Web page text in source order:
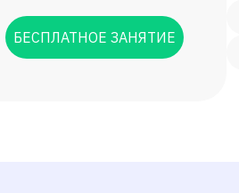
БЕСПЛАТНОЕ ЗАНЯТИЕ